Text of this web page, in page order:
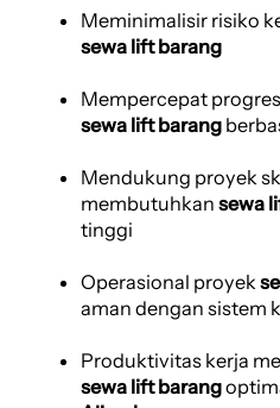
Meminimalisir risiko
sewa lift barang
Mempercepat
sewa lift barang
Mendukung proyek
membutuhkan sewa
tinggi
Operasional proyek
aman dengan sistem
Produktivitas kerja
sewa lift barang